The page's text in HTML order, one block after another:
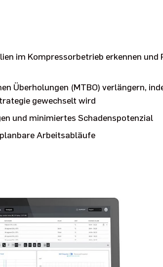
im Kompressorbetrieb erkennen und
Überholungen (MTBO) verlängern,
gewechselt wird
und minimiertes Schadenspotenzial
Arbeitsabläufe